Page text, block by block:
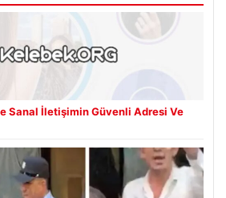
Sanal İletişimin Güvenli Adresi Ve